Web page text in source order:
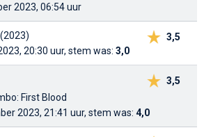
2023, 06:54 uur
3,5
(2023)
20:30 uur, stem was: 3,0
3,5
First Blood
2023, 21:41 uur, stem was: 4,0